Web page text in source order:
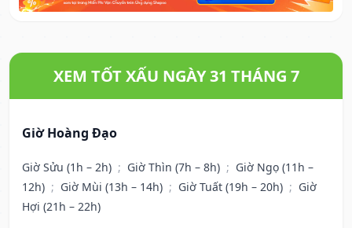
XEM TỐT XẤU NGÀY 31 THÁNG 7
Giờ Hoàng Đạo
Giờ Sửu (1h – 2h) ; Giờ Thìn (7h – 8h) ; Giờ Ngọ (11h –
12h) ; Giờ Mùi (13h – 14h) ; Giờ Tuất (19h – 20h) ; Giờ
Hợi (21h – 22h)